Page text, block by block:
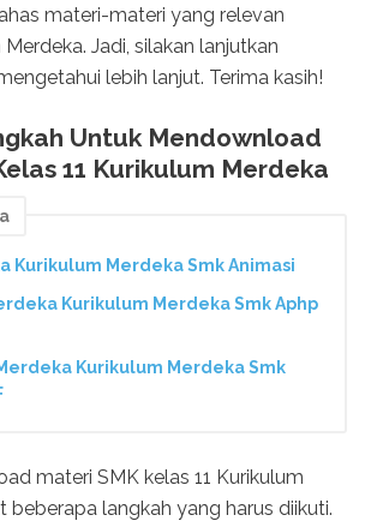
materi-materi yang relevan
Jadi, silakan lanjutkan
lebih lanjut. Terima kasih!
Untuk Mendownload
11 Kurikulum Merdeka
Kurikulum Merdeka Smk Animasi
Kurikulum Merdeka Smk Aphp
Kurikulum Merdeka Smk
materi SMK kelas 11 Kurikulum
beberapa langkah yang harus diikuti.